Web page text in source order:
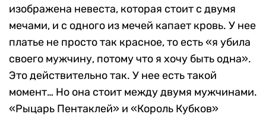
изображена невеста, которая стоит с двумя
мечами, и с одного из мечей капает кровь. У нее
платье не просто так красное, то есть «я убила
своего мужчину, потому что я хочу быть одна».
Это действительно так. У нее есть такой
момент… Но она стоит между двумя мужчинами.
«Рыцарь Пентаклей» и «Король Кубков»